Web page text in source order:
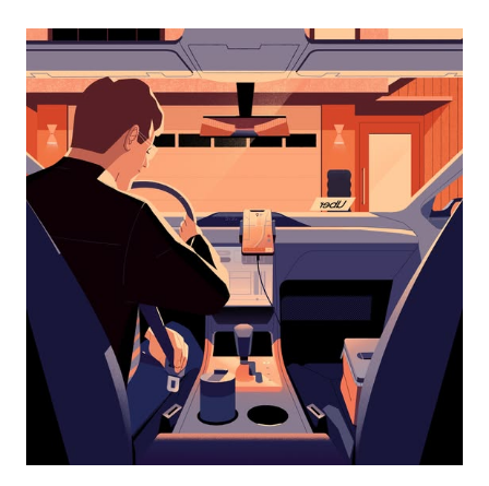
interagir
o
calendário
selecionar
uma
data.
Pressione
a
tecla
“ESC”
o
calendário.